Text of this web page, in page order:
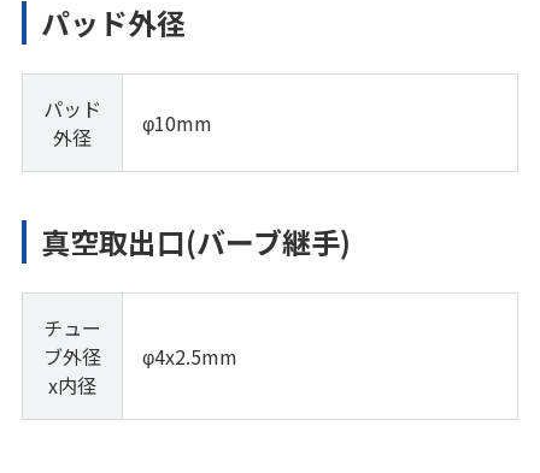
パッド外径
パッド
外径
φ10mm
真空取出口(バーブ継手)
チュー
ブ外径
x内径
φ4x2.5mm